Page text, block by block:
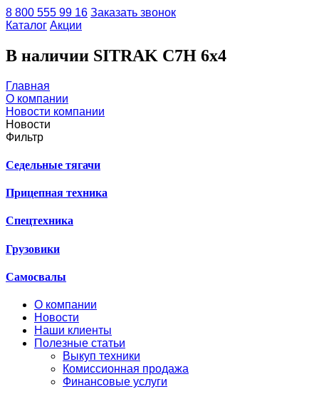
8 800 555 99 16 Заказать звонок
Каталог Акции
В наличии SITRAK C7H 6x4
Главная
О компании
Новости компании
Новости
Фильтр
Седельные тягачи
Прицепная техника
Спецтехника
Грузовики
Самосвалы
О компании
Новости
Наши клиенты
Полезные статьи
Выкуп техники
Комиссионная продажа
Финансовые услуги